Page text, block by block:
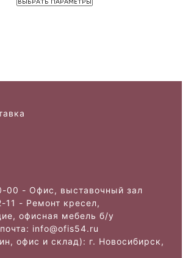
00 - Офис, выставочный зал
- Ремонт кресел,
офисная мебель б/у
info@ofis54.ru
офис и склад): г. Новосибирск,